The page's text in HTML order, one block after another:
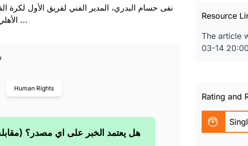
نفى حسام البدري، المدير الفني لفريق الأول لكرة
الأهلي جملة وتفصيلا ما تردد على بعض المواقع الإلكترونية خلال الساعات الماضية ...
Human Rights
هل يعتمد الخبر على اي مصدر؟
Resource
The article
03-14
Rating and